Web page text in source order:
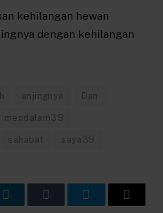
kehilangan hewan
dengan kehilangan
anjingnya Dan
mendalam39
sahabat saya39
LinkedInTumblr TelegramEmail